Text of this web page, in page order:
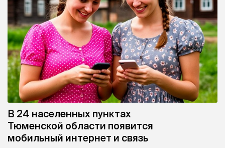
В 24 населенных пунктах
Тюменской области появится
мобильный интернет и связь